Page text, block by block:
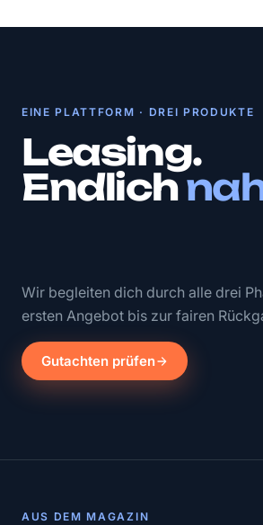
EINE PLATTFORM · DREI PRODUKTE
Leasing.
Endlich
Wir begleiten dich durch alle drei
ersten Angebot bis zur fairen
Gutachten prüfen
AUS DEM MAGAZIN